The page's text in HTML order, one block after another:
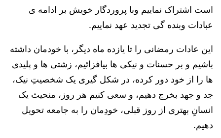
است اشتراک نماییم وبا پروردگار خویش بر ادامه ی
عبادات وبنده گی تجدید عهد نماییم.
این عادات رمضانی را تا یازده ماه دیگر، با خودمان داشته
باشیم و بر حسنات و نیکی ها بیافزائیم، زشتی ها و پلیدی
ها را از خود دور کرده، در شکل گیری یک شخصیتِ نیک،
جد و جهد بخرج دهیم، و سعی کنیم هر روز، منحیث یک
انسانِ بهتری از روز قبلی، خودِمان را به جامعه تحویل
دهیم.